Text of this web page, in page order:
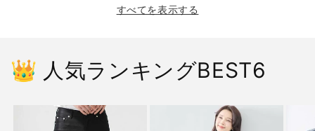
すべてを表示する
👑 人気ランキングBEST6